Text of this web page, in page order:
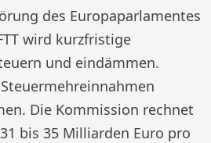
des Europaparlamentes
wird kurzfristige
und eindämmen.
Die Kommission rechnet
bis 35 Milliarden Euro pro